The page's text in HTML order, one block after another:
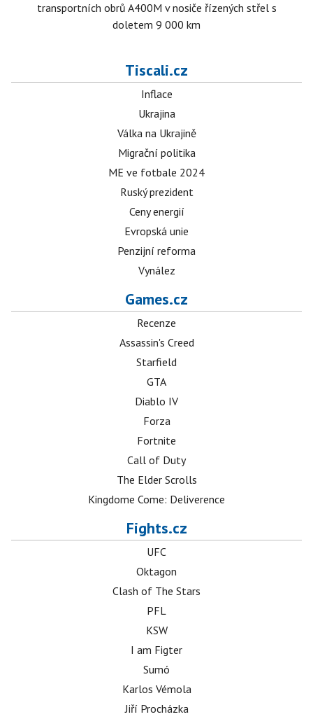
transportních obrů A400M v nosiče řízených střel s
doletem 9 000 km
Tiscali.cz
Inflace
Ukrajina
Válka na Ukrajině
Migrační politika
ME ve fotbale 2024
Ruský prezident
Ceny energií
Evropská unie
Penzijní reforma
Vynález
Games.cz
Recenze
Assassin's Creed
Starfield
GTA
Diablo IV
Forza
Fortnite
Call of Duty
The Elder Scrolls
Kingdome Come: Deliverence
Fights.cz
UFC
Oktagon
Clash of The Stars
PFL
KSW
I am Figter
Sumó
Karlos Vémola
Jiří Procházka